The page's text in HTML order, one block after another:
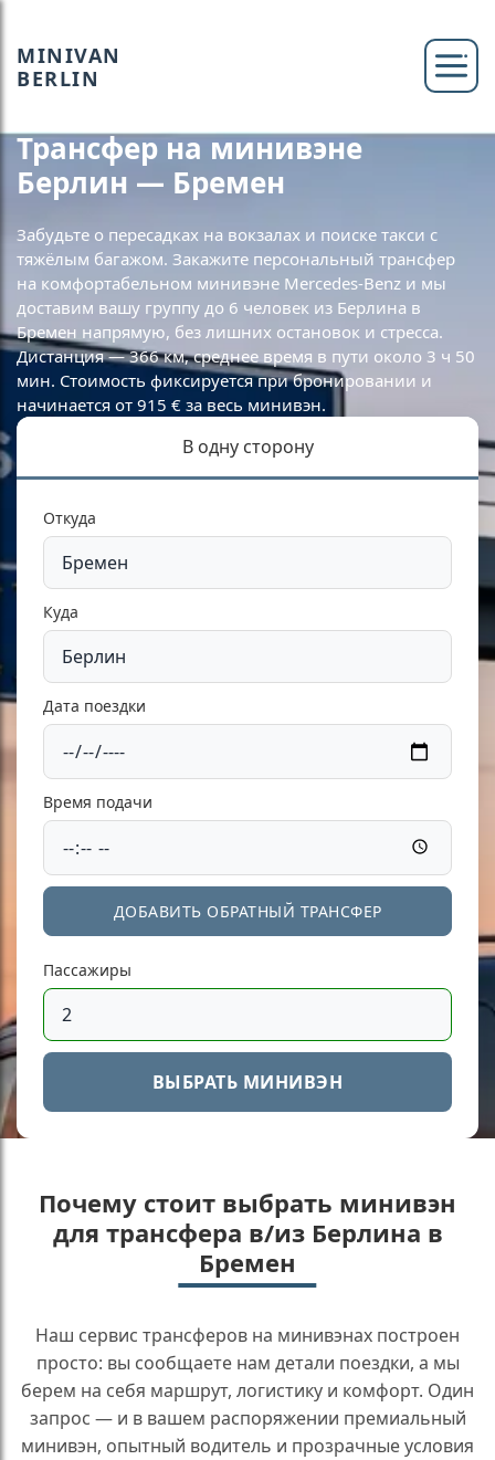
MINIVAN
BERLIN
Трансфер на минивэне
Берлин — Бремен
Забудьте о пересадках на вокзалах и поиске такси с
тяжёлым багажом. Закажите персональный трансфер
на комфортабельном минивэне Mercedes-Benz и мы
доставим вашу группу до 6 человек из Берлина в
Бремен напрямую, без лишних остановок и стресса.
Дистанция — 366 км, среднее время в пути около 3 ч 50
мин. Стоимость фиксируется при бронировании и
начинается от 915 € за весь минивэн.
В одну сторону
Откуда
Куда
Дата поездки
Время подачи
ДОБАВИТЬ ОБРАТНЫЙ ТРАНСФЕР
Пассажиры
ВЫБРАТЬ МИНИВЭН
Почему стоит выбрать минивэн
для трансфера в/из Берлина в
Бремен
Наш сервис трансферов на минивэнах построен
просто: вы сообщаете нам детали поездки, а мы
берем на себя маршрут, логистику и комфорт. Один
запрос — и в вашем распоряжении премиальный
минивэн, опытный водитель и прозрачные условия